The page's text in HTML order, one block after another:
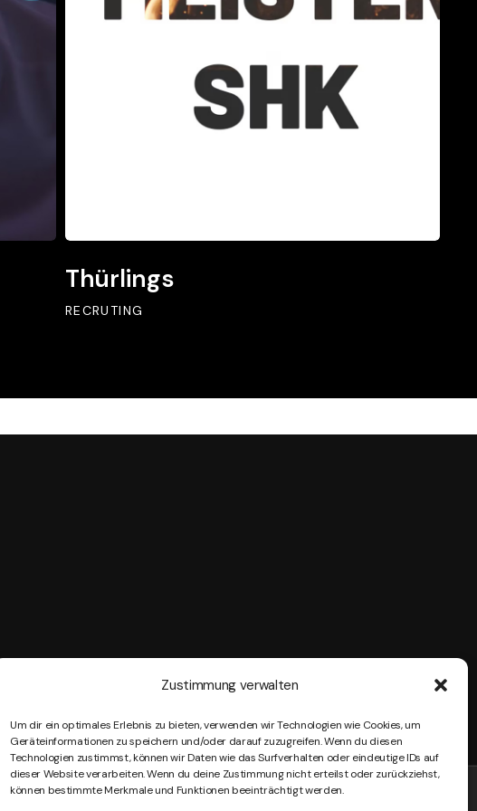
Zustimmung verwalten
Um dir ein optimales Erlebnis zu bieten, verwenden wir Technologien wie Cookies, um
Geräteinformationen zu speichern und/oder darauf zuzugreifen. Wenn du diesen
Technologien zustimmst, können wir Daten wie das Surfverhalten oder eindeutige IDs auf
dieser Website verarbeiten. Wenn du deine Zustimmung nicht erteilst oder zurückziehst,
können bestimmte Merkmale und Funktionen beeinträchtigt werden.
RECRUTING
Thürlings